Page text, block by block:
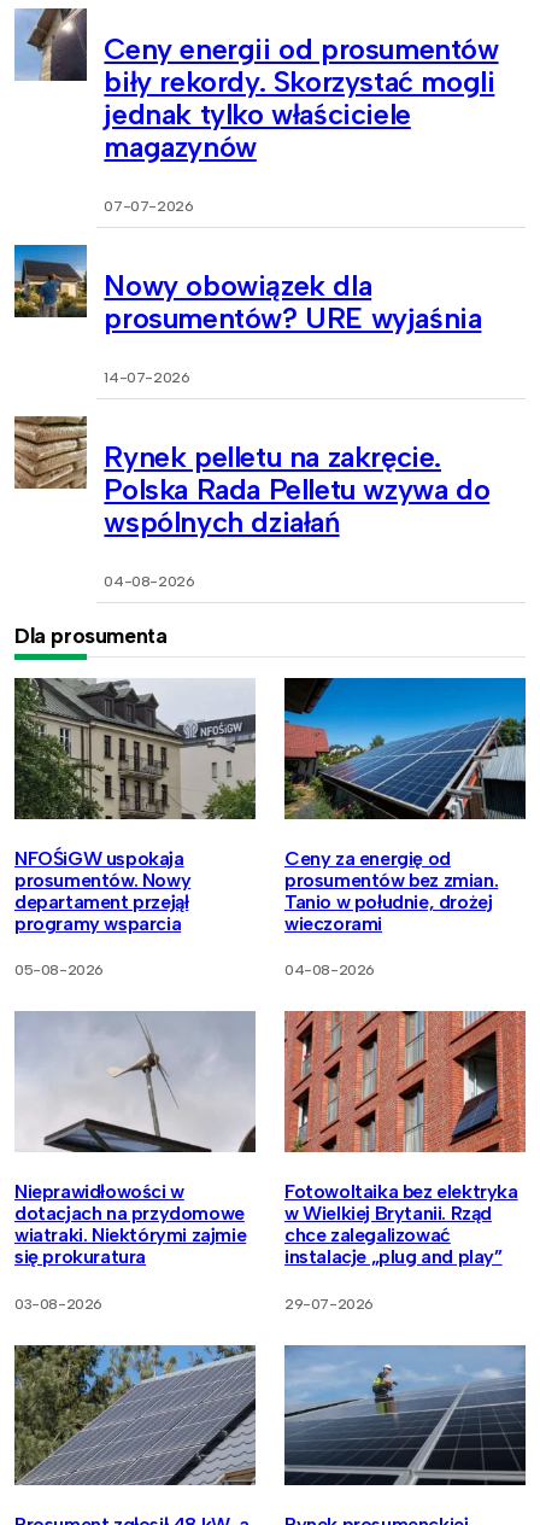
Ceny energii od prosumentów
biły rekordy. Skorzystać mogli
jednak tylko właściciele
magazynów
07-07-2026
Nowy obowiązek dla
prosumentów? URE wyjaśnia
14-07-2026
Rynek pelletu na zakręcie.
Polska Rada Pelletu wzywa do
wspólnych działań
04-08-2026
Dla prosumenta
NFOŚiGW uspokaja
prosumentów. Nowy
departament przejął
programy wsparcia
05-08-2026
Ceny za energię od
prosumentów bez zmian.
Tanio w południe, drożej
wieczorami
04-08-2026
Nieprawidłowości w
dotacjach na przydomowe
wiatraki. Niektórymi zajmie
się prokuratura
03-08-2026
Fotowoltaika bez elektryka
w Wielkiej Brytanii. Rząd
chce zalegalizować
instalacje „plug and play”
29-07-2026